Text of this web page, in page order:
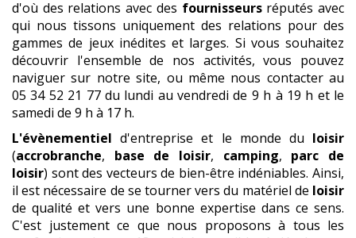
d'où des relations avec des fournisseursréputés avec
qui nous tissons uniquement des relations pour des
gammes de jeux inédites et larges. Si vous souhaitez
découvrir l'ensemble de nos activités, vous pouvez
naviguer sur notre site, ou même nous contacter au
05 34 52 21 77 du lundi au vendredi de 9 h à 19 h et le
samedi de 9 h à 17 h.
L'évènementiel d'entreprise et le monde du loisir
(accrobranche, base de loisir, camping, parc de
loisir) sont des vecteurs de bien-être indéniables. Ainsi,
il est nécessaire de se tourner vers du matériel de loisir
de qualité et vers une bonne expertise dans ce sens.
C'est justement ce que nous proposons à tous les